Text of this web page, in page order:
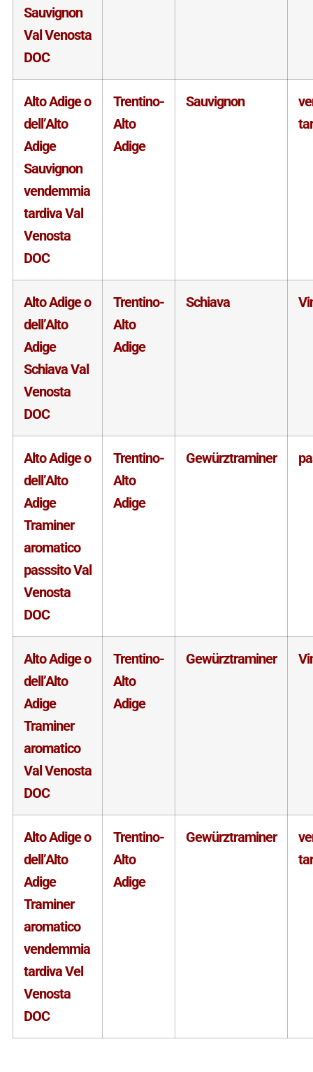
Sauvignon
Val Venosta
DOC
Alto Adige o
dell’Alto
Adige
Sauvignon
vendemmia
tardiva Val
Venosta
DOC
Trentino-
Alto
Adige
Sauvignon
Alto Adige o
dell’Alto
Adige
Schiava Val
Venosta
DOC
Trentino-
Alto
Adige
Schiava
Alto Adige o
dell’Alto
Adige
Traminer
aromatico
passsito Val
Venosta
DOC
Trentino-
Alto
Adige
Gewürztraminer
Alto Adige o
dell’Alto
Adige
Traminer
aromatico
Val Venosta
DOC
Trentino-
Alto
Adige
Gewürztraminer
Alto Adige o
dell’Alto
Adige
Traminer
aromatico
vendemmia
tardiva Vel
Venosta
DOC
Trentino-
Alto
Adige
Gewürztraminer